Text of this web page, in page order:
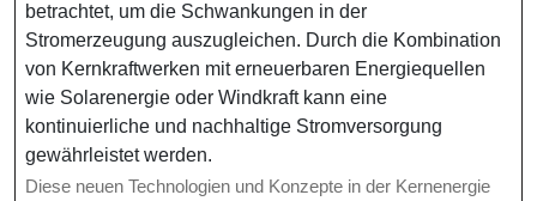
betrachtet, um die Schwankungen in der
Stromerzeugung auszugleichen. Durch die Kombination
von Kernkraftwerken mit erneuerbaren Energiequellen
wie Solarenergie oder Windkraft kann eine
kontinuierliche und nachhaltige Stromversorgung
gewährleistet werden.
Diese neuen Technologien und Konzepte in der Kernenergie